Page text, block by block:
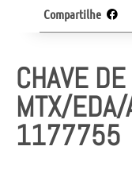
CHAVE
MTX/EDA/
1177755
Compartilhe